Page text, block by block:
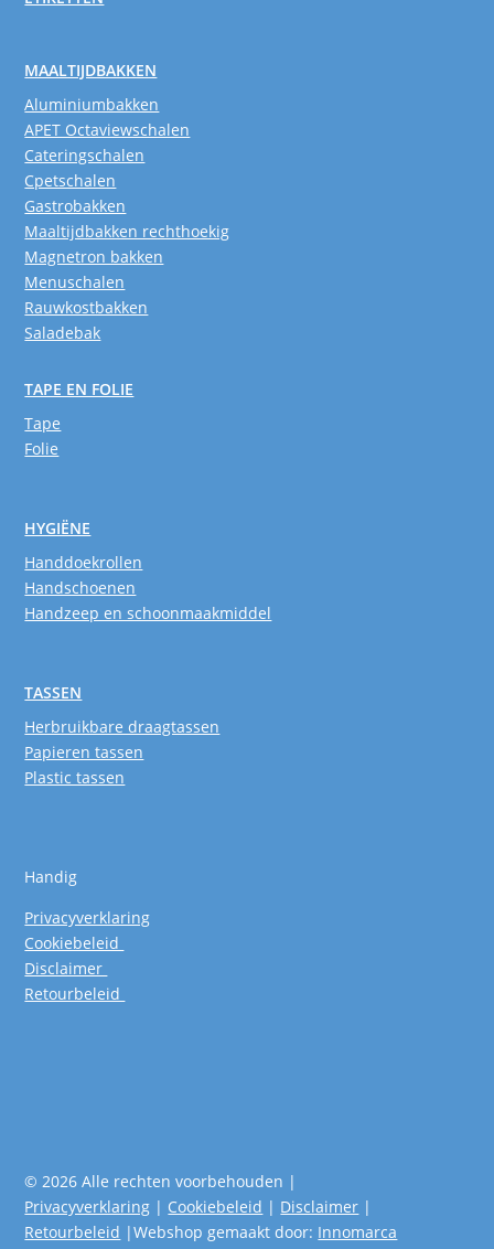
MAALTIJDBAKKEN
Aluminiumbakken
APET Octaviewschalen
Cateringschalen
Cpetschalen
Gastrobakken
Maaltijdbakken rechthoekig
Magnetron bakken
Menuschalen
Rauwkostbakken
Saladebak
TAPE EN FOLIE
Tape
Folie
HYGIËNE
Handdoekrollen
Handschoenen
Handzeep en schoonmaakmiddel
TASSEN
Herbruikbare draagtassen
Papieren tassen
Plastic tassen
Handig
Privacyverklaring
Cookiebeleid
Disclaimer
Retourbeleid
© 2026 Alle rechten voorbehouden |
Privacyverklaring | Cookiebeleid | Disclaimer |
Retourbeleid |Webshop gemaakt door: Innomarca